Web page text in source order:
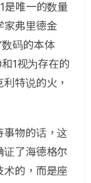
是唯一的数量
家弗里德金
码的本体
1视为存在的
特说的火，
事物的话，这
了海德格尔
术的，而是座